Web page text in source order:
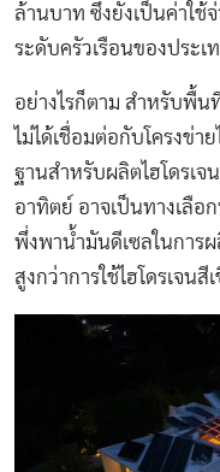
ล้านบาท ซึ่งยังเป็นค่าใช้
ระดับครัวเรือนของประเ
อย่างไรก็ตาม สำหรับพื้น
ไม่ได้เชื่อมต่อกับโครงข่า
ฐานสำหรับผลิตไฮโดรเจ
อาทิตย์ อาจเป็นทางเลือ
พึ่งพาน้ำมันดีเซลในการ
สูงกว่าการใช้ไฮโดรเจนสี